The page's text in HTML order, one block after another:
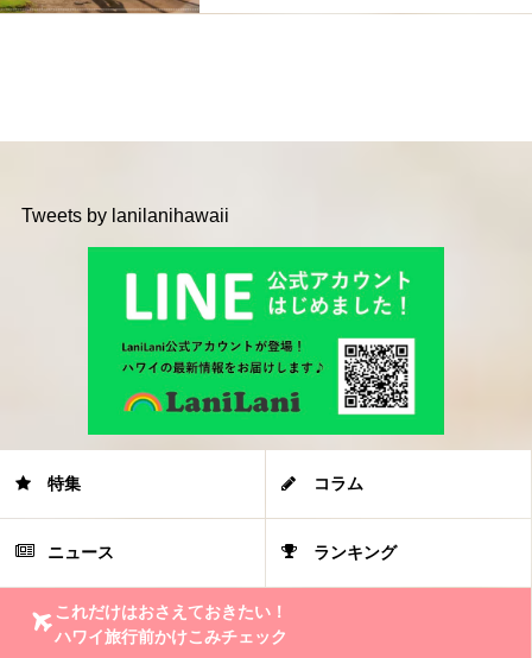
Tweets by lanilanihawaii
特集 コラム
ニュース ランキング
これだけはおさえておきたい！
ハワイ旅行前かけこみチェック